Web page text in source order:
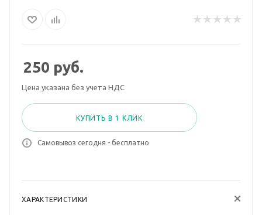
250 руб.
Цена указана без учета НДС
КУПИТЬ В 1 КЛИК
Самовывоз сегодня - бесплатно
ХАРАКТЕРИСТИКИ